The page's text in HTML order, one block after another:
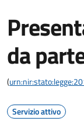
da
(
Servizio attivo